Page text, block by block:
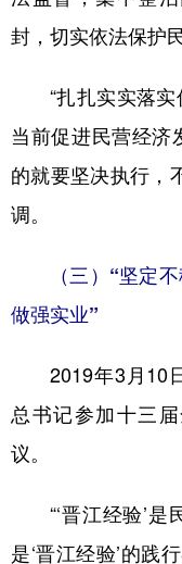
封，切实依法保护
“扎扎实实落实
当前促进民营经济
的就要坚决执行，
调。
（三）“坚定不
做强实业”
2019年3月10日
总书记参加十三
议。
“‘晋江经验’是
是‘晋江经验’的践